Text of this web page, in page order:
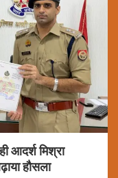
आदर्श मिश्रा
हौसला